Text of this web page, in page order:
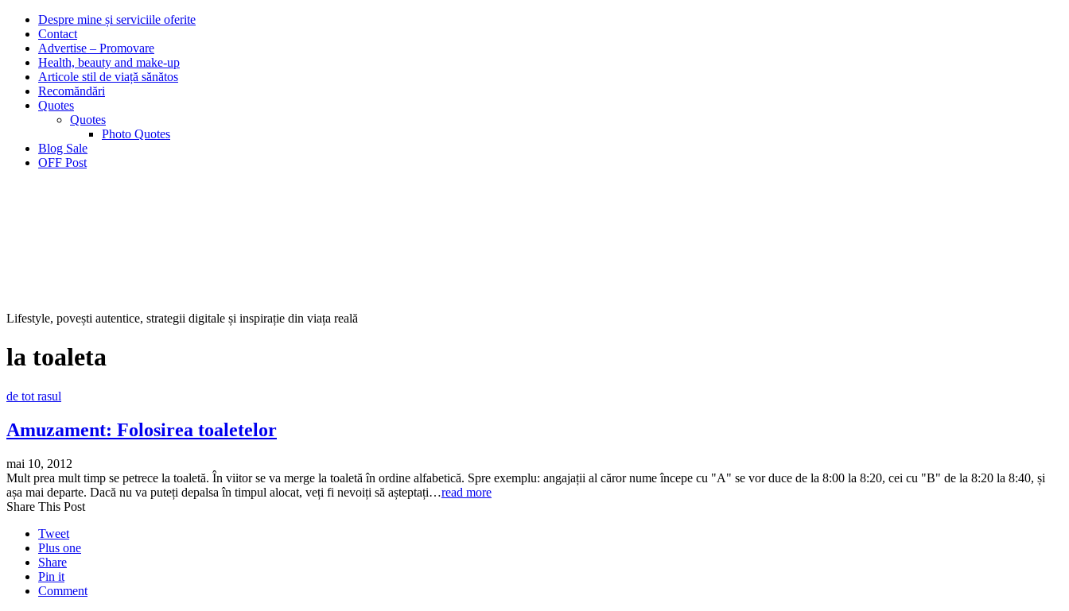
Despre mine și serviciile oferite
Contact
Advertise – Promovare
Health, beauty and make-up
Articole stil de viață sănătos
Recomăndări
Quotes
Quotes
Photo Quotes
Blog Sale
OFF Post
Lifestyle, povești autentice, strategii digitale și inspirație din viața reală
la toaleta
de tot rasul
Amuzament: Folosirea toaletelor
mai 10, 2012
Mult prea mult timp se petrece la toaletă. În viitor se va merge la toaletă în ordine alfabetică. Spre exemplu: angajații al căror nume începe cu "A" se vor duce de la 8:00 la 8:20, cei cu "B" de la 8:20 la 8:40, și
așa mai departe. Dacă nu va puteți depalsa în timpul alocat, veți fi nevoiți să așteptați…read more
Share This Post
Tweet
Plus one
Share
Pin it
Comment